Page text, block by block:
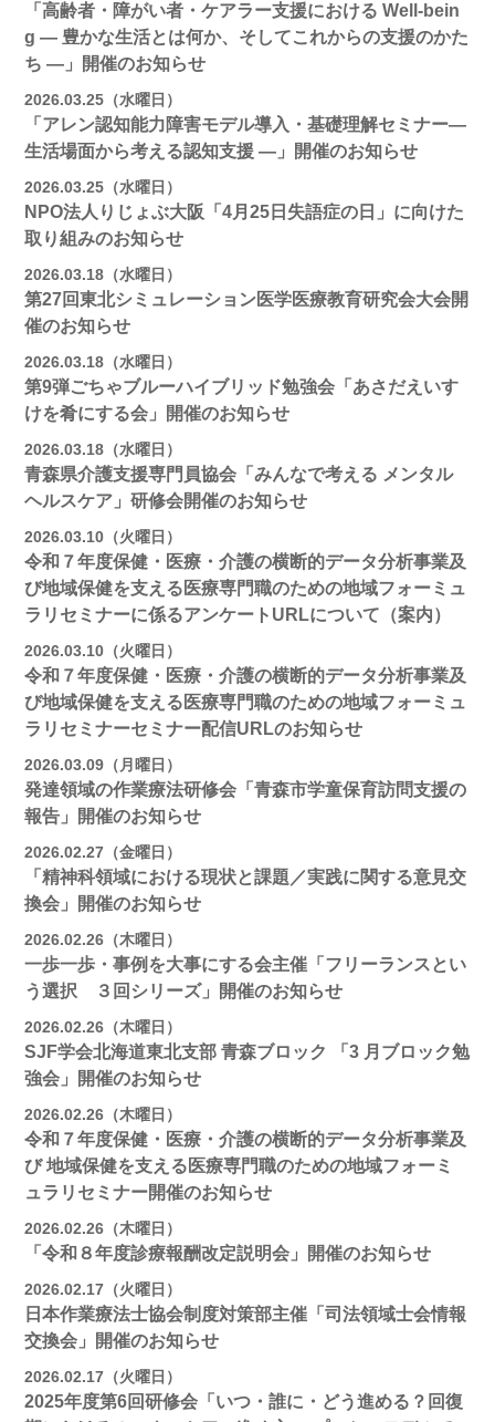
「高齢者・障がい者・ケアラー支援における Well-bein
g ― 豊かな生活とは何か、そしてこれからの支援のかた
ち ―」開催のお知らせ
2026.03.25（水曜日）
「アレン認知能力障害モデル導入・基礎理解セミナー―
生活場面から考える認知支援 ―」開催のお知らせ
2026.03.25（水曜日）
NPO法人りじょぶ大阪「4月25日失語症の日」に向けた
取り組みのお知らせ
2026.03.18（水曜日）
第27回東北シミュレーション医学医療教育研究会大会開
催のお知らせ
2026.03.18（水曜日）
第9弾ごちゃブルーハイブリッド勉強会「あさだえいす
けを肴にする会」開催のお知らせ
2026.03.18（水曜日）
青森県介護支援専門員協会「みんなで考える メンタル
ヘルスケア」研修会開催のお知らせ
2026.03.10（火曜日）
令和７年度保健・医療・介護の横断的データ分析事業及
び地域保健を支える医療専門職のための地域フォーミュ
ラリセミナーに係るアンケートURLについて（案内）
2026.03.10（火曜日）
令和７年度保健・医療・介護の横断的データ分析事業及
び地域保健を支える医療専門職のための地域フォーミュ
ラリセミナーセミナー配信URLのお知らせ
2026.03.09（月曜日）
発達領域の作業療法研修会「青森市学童保育訪問支援の
報告」開催のお知らせ
2026.02.27（金曜日）
「精神科領域における現状と課題／実践に関する意見交
換会」開催のお知らせ
2026.02.26（木曜日）
一歩一歩・事例を大事にする会主催「フリーランスとい
う選択 ３回シリーズ」開催のお知らせ
2026.02.26（木曜日）
SJF学会北海道東北支部 ⻘森ブロック 「3 月ブロック勉
強会」開催のお知らせ
2026.02.26（木曜日）
令和７年度保健・医療・介護の横断的データ分析事業及
び 地域保健を支える医療専門職のための地域フォーミ
ュラリセミナー開催のお知らせ
2026.02.26（木曜日）
「令和８年度診療報酬改定説明会」開催のお知らせ
2026.02.17（火曜日）
日本作業療法士協会制度対策部主催「司法領域士会情報
交換会」開催のお知らせ
2026.02.17（火曜日）
2025年度第6回研修会「いつ・誰に・どう進める？回復